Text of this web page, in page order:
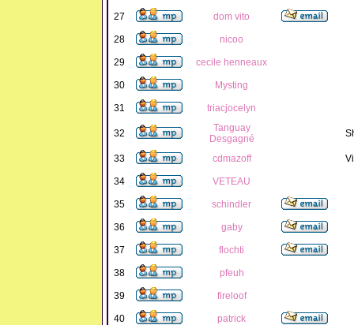
27 dom vito
28 nicoo
29 cecile henneaux
30 Mysting
31 triacjocelyn
32
Tanguay
Desgagné
33 cdmazoff
34 VETEAU
35 schindler
36 gaby
37 flochti
38 pfeuh
39 fireloof
40 patrick